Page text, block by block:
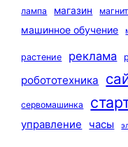
лампа
магазин магнит
машинное обучение
растение реклама
робототехника
сервомашинка
управление часы